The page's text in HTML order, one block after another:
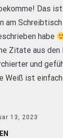
Das
am
habe
Zitate aus den
und
Weiß ist
13, 2023